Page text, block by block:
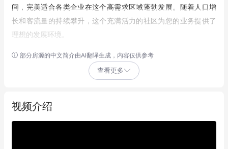
间，完美适合各类企业在这个高需求区域蓬勃发展。随着人口增
长和客流量的持续攀升，这个充满活力的社区为您的业务提供了
理想的发展环境。
该物业配备齐全的办公家具、董事会议室和投影仪，无论是向客
户展示精彩创意还是用于教育目的都堪称完美之选。大楼内设有
部分房源的中文简介由AI翻译生成，内容仅供参考
查看更多
视频介绍